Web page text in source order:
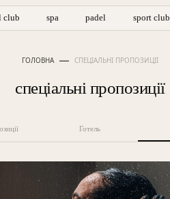
club spa padel sport club
ГОЛОВНА СПЕЦІАЛЬНІ ПРОПОЗИЦІЇ
спеціальні пропозиції
Готель